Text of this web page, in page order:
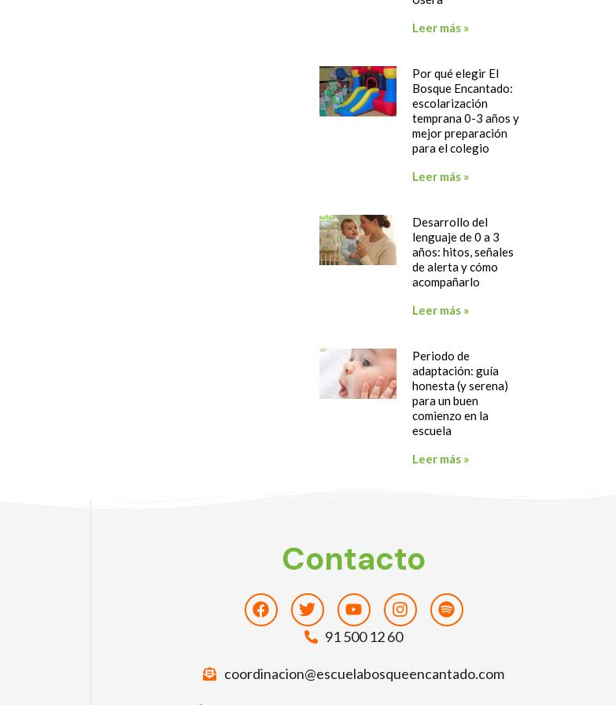
Leer más »
Por qué elegir El
Bosque Encantado:
escolarización
temprana 0-3 años y
mejor preparación
para el colegio
Leer más »
Desarrollo del
lenguaje de 0 a 3
años: hitos, señales
de alerta y cómo
acompañarlo
Leer más »
Periodo de
adaptación: guía
honesta (y serena)
para un buen
comienzo en la
escuela
Leer más »
Contacto
FacebookTwitterYoutubeInstagramSpotify
91 500 12 60
coordinacion@escuelabosqueencantado.com